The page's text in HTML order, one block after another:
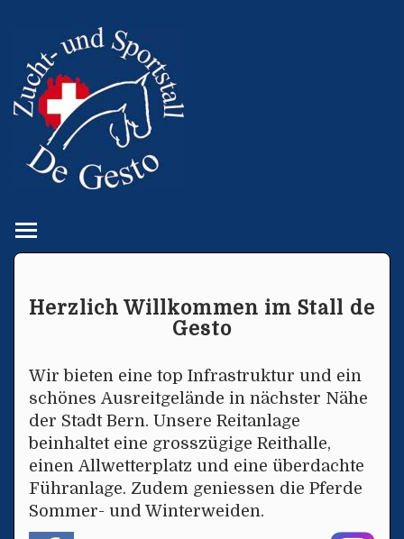
Herzlich Willkommen im Stall de
Gesto
Wir bieten eine top Infrastruktur und ein
schönes Ausreitgelände in nächster Nähe
der Stadt Bern. Unsere Reitanlage
beinhaltet eine grosszügige Reithalle,
einen Allwetterplatz und eine überdachte
Führanlage. Zudem geniessen die Pferde
Sommer- und Winterweiden.